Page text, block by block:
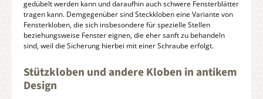
gedübelt werden kann und daraufhin auch schwere Fensterblätter
tragen kann. Demgegenüber sind Steckkloben eine Variante von
Fensterkloben, die sich insbesondere für spezielle Stellen
beziehungsweise Fenster eignen, die eher sanft zu behandeln
sind, weil die Sicherung hierbei mit einer Schraube erfolgt.
Stützkloben und andere Kloben in antikem
Design